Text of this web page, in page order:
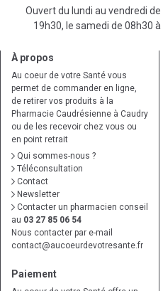
Ouvert du lundi au vendredi
19h30, le samedi de 08h30
À propos
Au coeur de votre Santé vous
permet de commander en ligne,
de retirer vos produits à la
Pharmacie Caudrésienne à Caudry
ou de les recevoir chez vous ou
en point retrait
Qui sommes-nous ?
Téléconsultation
Contact
Newsletter
Contacter un pharmacien conseil
au 03 27 85 06 54
Nous contacter par e-mail
contact@aucoeurdevotresante.fr
Paiement